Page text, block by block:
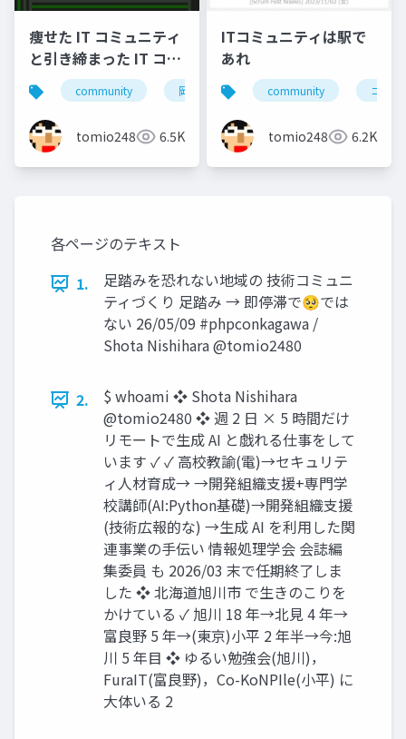
痩せた IT コミュニティ
と引き締まった IT コミ
ュニティの違い
community 岡山 北海道 旭川
tomio2480 6.5K
ITコミュニティは駅で
あれ
community コミ
tomio2480 6.2K
各ページのテキスト
1.
足踏みを恐れない地域の 技術コミュニ
ティづくり 足踏み → 即停滞で🥺では
ない 26/05/09 #phpconkagawa /
Shota Nishihara @tomio2480
2.
$ whoami ❖ Shota Nishihara
@tomio2480 ❖ 週 2 日 × 5 時間だけ
リモートで生成 AI と戯れる仕事をして
います ✓ ✓ 高校教諭(電)→セキュリテ
ィ人材育成→ →開発組織支援+専門学
校講師(AI:Python基礎)→開発組織支援
(技術広報的な) →生成 AI を利用した関
連事業の手伝い 情報処理学会 会誌編
集委員 も 2026/03 末で任期終了しま
した ❖ 北海道旭川市 で生きのこりを
かけている ✓ 旭川 18 年→北見 4 年→
富良野 5 年→(東京)小平 2 年半→今:旭
川 5 年目 ❖ ゆるい勉強会(旭川)，
FuraIT(富良野)，Co-KoNPIle(小平) に
大体いる 2